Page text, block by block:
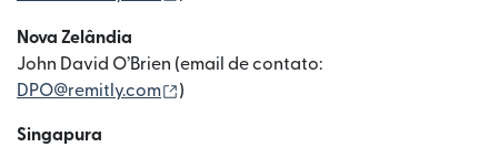
Nova Zelândia
John David O’Brien (email de contato:
DPO@remitly.com
(abre em uma nova janela)
)
Singapura